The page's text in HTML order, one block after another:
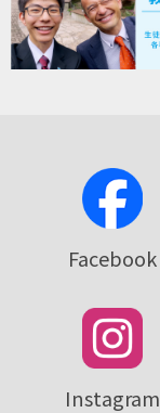
Facebook
Instagram